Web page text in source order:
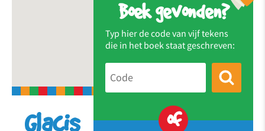
Boek gevonden?
Typ hier de code van vijf tekens
die in het boek staat geschreven:
of
Glacis